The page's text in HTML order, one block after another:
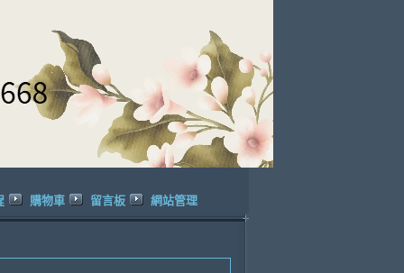
購物車 留言板 網站管理